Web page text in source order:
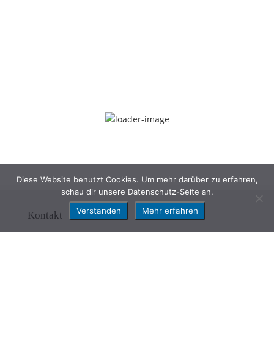
Kontakt
Eissport Club Frauenfeld - ESF
Diese Website benutzt Cookies. Um mehr darüber zu erfahren,
schau dir unsere Datenschutz-Seite an.
Verstanden
Mehr erfahren